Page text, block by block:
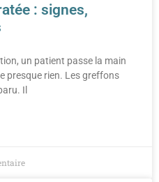
: signes,
un patient passe la main
presque rien. Les greffons
Il